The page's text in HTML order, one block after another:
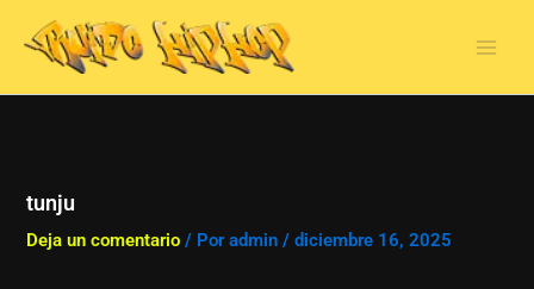
contenido
tunju
Deja un comentario / Poradmin/diciembre 16, 2025